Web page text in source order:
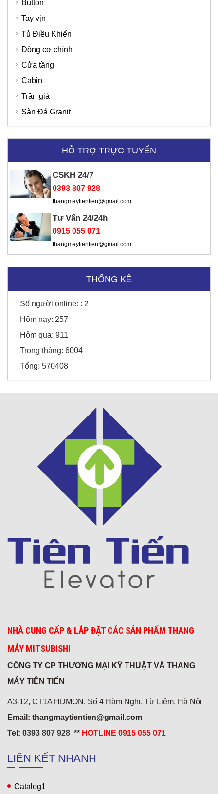
Thời trang Torano - Tô Vĩnh Diện
Viện chiến lược
Honda Chí Quyên - Điện Biên
Khách sạn 5* FREESIA
Button
Tay vịn
Tủ Điều Khiển
Động cơ chính
Cửa tầng
Cabin
Trần giả
Sàn Đá Granit
HỖ TRỢ TRỰC TUYẾN
CSKH 24/7
0393 807 928
thangmaytientien@gmail.com
Tư Vấn 24/24h
0915 055 071
thangmaytientien@gmail.com
THỐNG KÊ
Số người online: : 2
Hôm nay: 257
Hôm qua: 911
Trong tháng: 6004
Tổng: 570408
NHÀ CUNG CẤP & LẮP ĐẶT CÁC SẢN PHẨM THANG
MÁY MITSUBISHI
CÔNG TY CP THƯƠNG MẠI KỸ THUẬT VÀ THANG
MÁY TIÊN TIẾN
A3-12, CT1A HDMON, Số 4 Hàm Nghi, Từ Liêm, Hà Nội
Email: thangmaytientien@gmail.com
Tel: 0393 807 928 ** HOTLINE 0915 055 071
LIÊN KẾT NHANH
Catalog1